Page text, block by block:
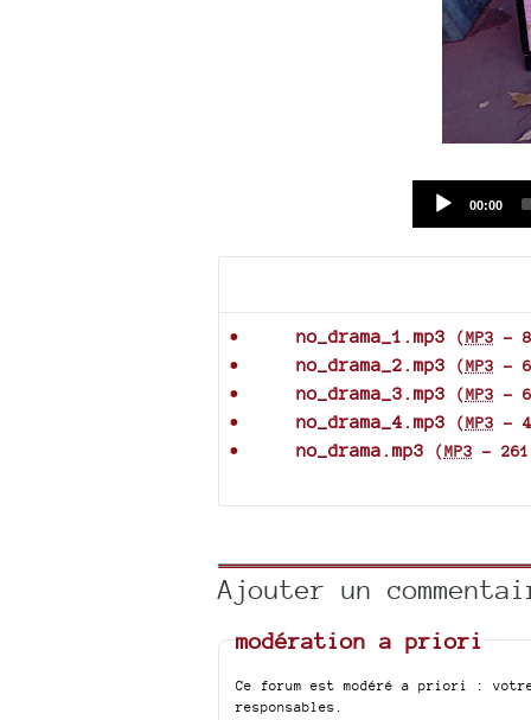
Current
00:00
no_drama_1.mp3 (MP3 -
no_drama_2.mp3 (MP3 -
no_drama_3.mp3 (MP3 -
no_drama_4.mp3 (MP3 -
no_drama.mp3 (MP3 -
Ajouter un
modération a priori
Ce forum est modéré a priori :
responsables.